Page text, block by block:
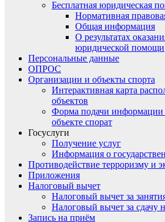
Бесплатная юридическая
Нормативная
Общая информация
О результатах
юридической помощи
Персональные данные
ОПРОС
Организации и объекты спорта
Интерактивная карта
объектов
Форма подачи информации
объекте спорат
Госуслуги
Получение услуг
Информация о
Противодействие терроризму и
Приложения
Налоговый вычет
Налоговый вычет за
Налоговый вычет за сдачу
Запись на приём